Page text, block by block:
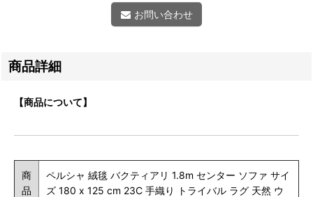
お問い合わせ
商品詳細
【商品について】
商
品
ペルシャ 絨毯 バクティアリ 1.8m センター ソファ サイ
ズ 180 x 125 cm 23C 手織り トライバル ラグ 天然 ウ